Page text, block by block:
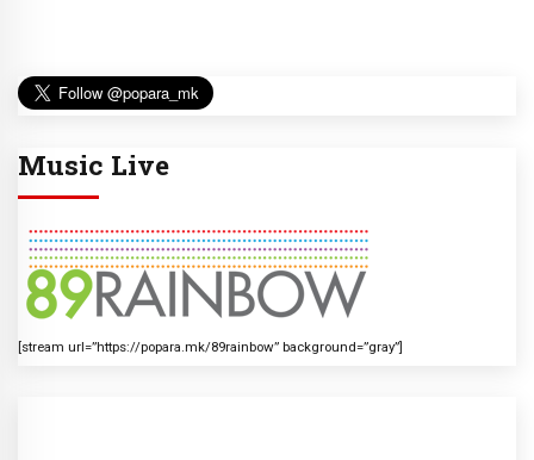
Music Live
[stream url=”https://popara.mk/89rainbow” background=”gray”]